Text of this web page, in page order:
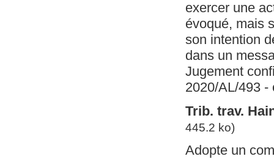
exercer une
évoqué, mais
son intention
dans un
Jugement
2020/AL/493 -
Trib. trav.
445.2 ko)
Adopte un